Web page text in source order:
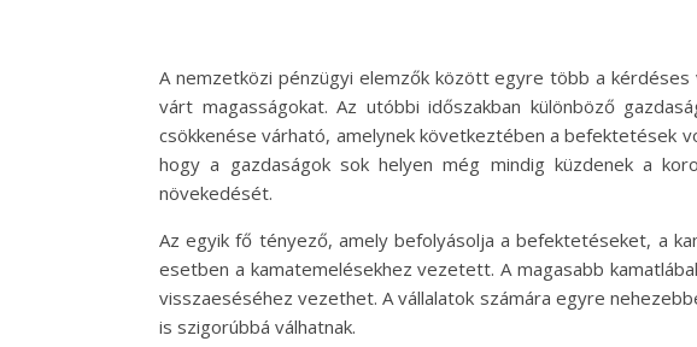
A nemzetközi pénzügyi elemzők között egyre több a
várt magasságokat. Az utóbbi időszakban különböző
csökkenése várható, amelynek következtében a befektetések
hogy a gazdaságok sok helyen még mindig küzdenek a
növekedését.
Az egyik fő tényező, amely befolyásolja a befektetéseket, a
esetben a kamatemelésekhez vezetett. A magasabb
visszaeséséhez vezethet. A vállalatok számára egyre
is szigorúbbá válhatnak.